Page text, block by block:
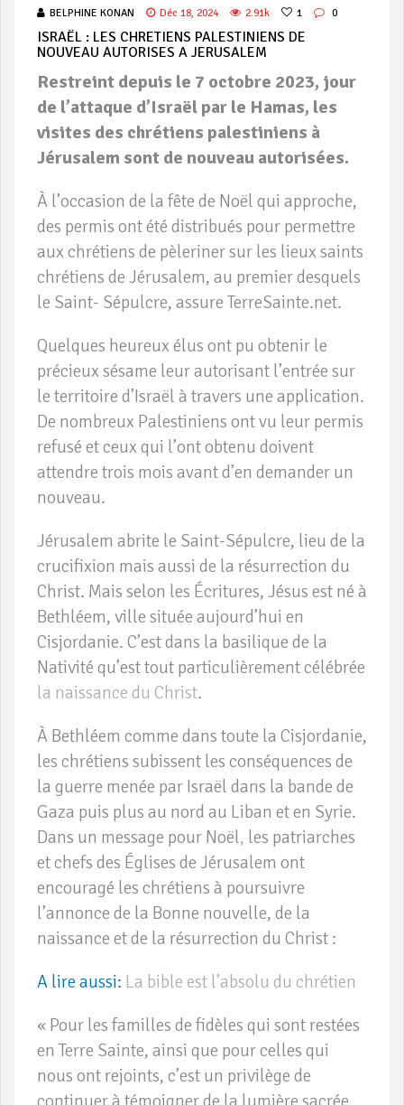
BELPHINE KONAN Déc 18, 2024 2.91k 1 0
ISRAËL : LES CHRETIENS PALESTINIENS DE
NOUVEAU AUTORISES A JERUSALEM
Restreint depuis le 7 octobre 2023, jour
de l’attaque d’Israël par le Hamas, les
visites des chrétiens palestiniens à
Jérusalem sont de nouveau autorisées.
À l’occasion de la fête de Noël qui approche,
des permis ont été distribués pour permettre
aux chrétiens de pèleriner sur les lieux saints
chrétiens de Jérusalem, au premier desquels
le Saint- Sépulcre, assure TerreSainte.net.
Quelques heureux élus ont pu obtenir le
précieux sésame leur autorisant l’entrée sur
le territoire d’Israël à travers une application.
De nombreux Palestiniens ont vu leur permis
refusé et ceux qui l’ont obtenu doivent
attendre trois mois avant d’en demander un
nouveau.
Jérusalem abrite le Saint-Sépulcre, lieu de la
crucifixion mais aussi de la résurrection du
Christ. Mais selon les Écritures, Jésus est né à
Bethléem, ville située aujourd’hui en
Cisjordanie. C’est dans la basilique de la
Nativité qu’est tout particulièrement célébrée
la naissance du Christ.
À Bethléem comme dans toute la Cisjordanie,
les chrétiens subissent les conséquences de
la guerre menée par Israël dans la bande de
Gaza puis plus au nord au Liban et en Syrie.
Dans un message pour Noël, les patriarches
et chefs des Églises de Jérusalem ont
encouragé les chrétiens à poursuivre
l’annonce de la Bonne nouvelle, de la
naissance et de la résurrection du Christ :
A lire aussi: La bible est l’absolu du chrétien
« Pour les familles de fidèles qui sont restées
en Terre Sainte, ainsi que pour celles qui
nous ont rejoints, c’est un privilège de